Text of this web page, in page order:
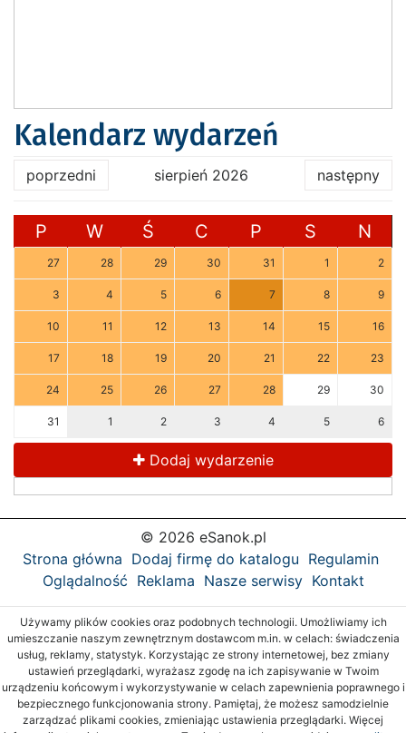
Kalendarz wydarzeń
poprzedni sierpień 2026 następny
P W Ś C P S N
27 28 29 30 31 1 2
3 4 5 6 7 8 9
10 11 12 13 14 15 16
17 18 19 20 21 22 23
24 25 26 27 28 29 30
31 1 2 3 4 5 6
Dodaj wydarzenie
© 2026 eSanok.pl
Strona główna Dodaj firmę do katalogu Regulamin
Oglądalność Reklama Nasze serwisy Kontakt
Używamy plików cookies oraz podobnych technologii. Umożliwiamy ich
umieszczanie naszym zewnętrznym dostawcom m.in. w celach: świadczenia
usług, reklamy, statystyk. Korzystając ze strony internetowej, bez zmiany
ustawień przeglądarki, wyrażasz zgodę na ich zapisywanie w Twoim
urządzeniu końcowym i wykorzystywanie w celach zapewnienia poprawnego i
bezpiecznego funkcjonowania strony. Pamiętaj, że możesz samodzielnie
zarządzać plikami cookies, zmieniając ustawienia przeglądarki. Więcej